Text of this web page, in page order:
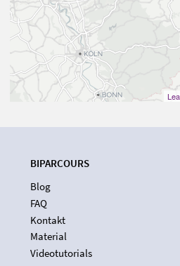
BIPARCOURS
Blog
FAQ
Kontakt
Material
Videotutorials